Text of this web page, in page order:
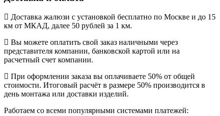
Доставка жалюзи с установкой бесплатно по Москве и до 15
км от МКАД, далее 50 рублей за 1 км.
Вы можете оплатить свой заказ наличными через
представителя компании, банковской картой или на
расчетный счет компании.
При оформлении заказа вы оплачиваете 50% от общей
стоимости. Итоговый расчёт в размере 50% производится в
день монтажа или доставки изделий.
Работаем со всеми популярными системами платежей: